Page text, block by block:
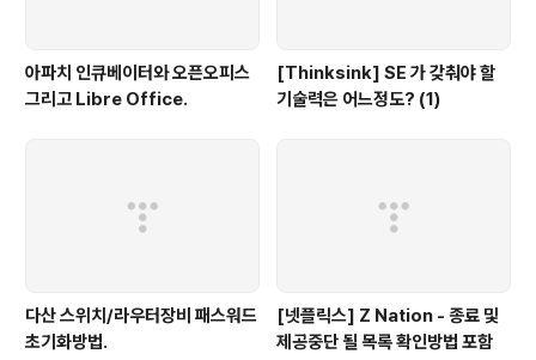
아파치 인큐베이터와 오픈오피스
그리고 Libre Office.
[Thinksink] SE 가 갖춰야 할
기술력은 어느정도? (1)
다산 스위치/라우터장비 패스워드
초기화방법.
[넷플릭스] Z Nation - 종료 및
제공중단 될 목록 확인방법 포함